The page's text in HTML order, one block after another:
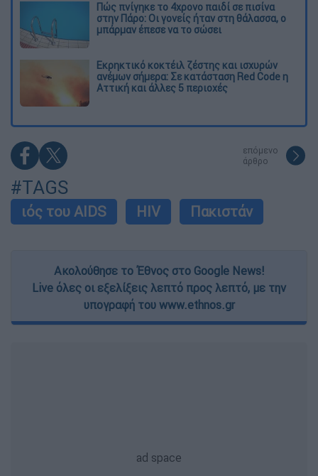
Πώς πνίγηκε το 4χρονο παιδί σε πισίνα
στην Πάρο: Οι γονείς ήταν στη θάλασσα, ο
μπάρμαν έπεσε να το σώσει
Εκρηκτικό κοκτέιλ ζέστης και ισχυρών
ανέμων σήμερα: Σε κατάσταση Red Code η
Αττική και άλλες 5 περιοχές
επόμενο
άρθρο
#TAGS
ιός του AIDS HIV Πακιστάν
Ακολούθησε το Έθνος στο Google News!
Live όλες οι εξελίξεις λεπτό προς λεπτό, με την
υπογραφή του www.ethnos.gr